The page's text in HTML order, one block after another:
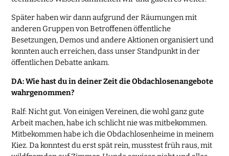
Später haben wir dann aufgrund der Räumungen mit
anderen Gruppen von Betroffenen öffentliche
Besetzungen, Demos und andere Aktionen organisiert und
konnten auch erreichen, dass unser Standpunkt in der
öffentlichen Debatte ankam.
DA: Wie hast du in deiner Zeit die Obdachlosenangebote
wahrgenommen?
Ralf: Nicht gut. Von einigen Vereinen, die wohl ganz gute
Arbeit machen, habe ich schlicht nie was mitbekommen.
Mitbekommen habe ich die Obdachlosenheime in meinem
Kiez. Da konntest du erst spät rein, musstest früh raus, mit